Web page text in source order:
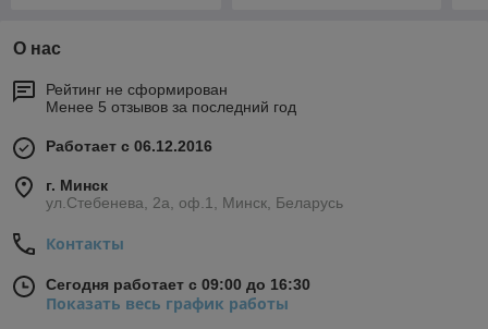
О нас
Рейтинг не сформирован
Менее 5 отзывов за последний год
Работает с 06.12.2016
г. Минск
ул.Стебенева, 2а, оф.1, Минск, Беларусь
Контакты
Сегодня работает с 09:00 до 16:30
Показать весь график работы